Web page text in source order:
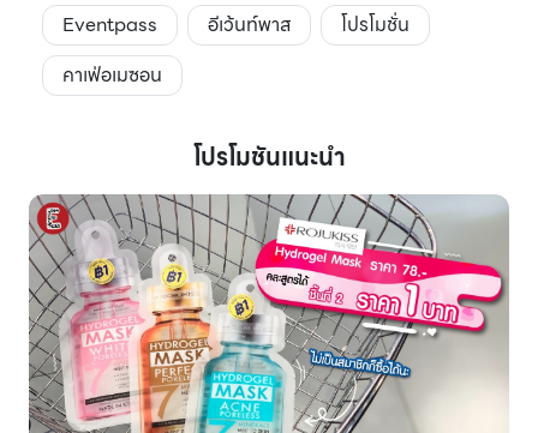
Eventpass อีเว้นท์พาส
โปรโมชั่น
คาเฟ่อเมซอน
โปรโมชันแนะนำ